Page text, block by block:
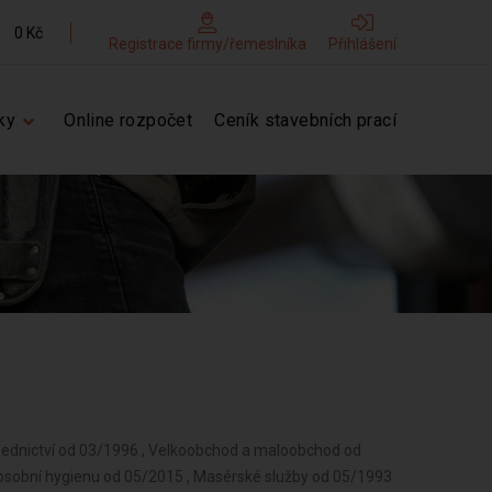
0 Kč
Registrace firmy/řemeslníka Přihlášení
Online rozpočet Ceník stavebních prací
od 03/1996 , Velkoobchod a maloobchod od
hygienu od 05/2015 , Masérské služby od 05/1993